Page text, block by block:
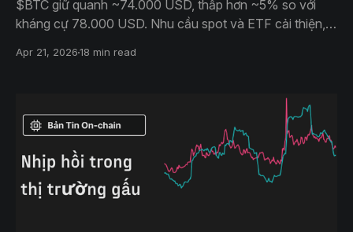
$BTC giữ quanh ~74.000 USD, thấp hơn ~5% so với
kháng cự 78.000 USD. Nhu cầu spot và ETF cải thiện,
trọng cho thấy nhịp hồi vẫn mong manh, chủ yếu do
Apr 21, 202618 min read